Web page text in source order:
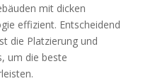
mit dicken
effizient. Entscheidend
die Platzierung und
um die beste